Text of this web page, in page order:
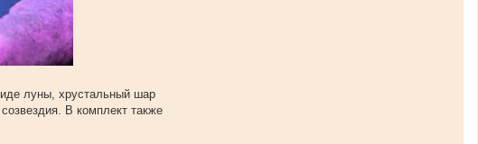
луны, хрустальный шар
В комплект также